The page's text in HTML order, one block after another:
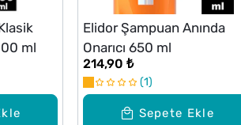
ml
Sepete Ekle
Elidor Şampuan Anında
Onarıcı 650 ml
214,90 ₺
1